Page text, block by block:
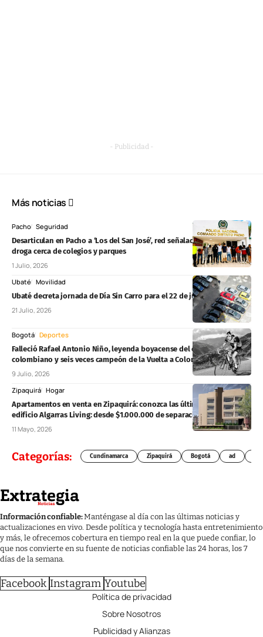
- Publicidad -
Más noticias
Pacho Seguridad
Desarticulan en Pacho a ‘Los del San José’, red señalada de vender
droga cerca de colegios y parques
1 Julio, 2026
Ubaté Movilidad
Ubaté decreta jornada de Día Sin Carro para el 22 de julio de 2026
21 Julio, 2026
Bogotá Deportes
Falleció Rafael Antonio Niño, leyenda boyacense del ciclismo
colombiano y seis veces campeón de la Vuelta a Colombia
9 Julio, 2026
Zipaquirá Hogar
Apartamentos en venta en Zipaquirá: conozca las últimas unidades en
edificio Algarras Living: desde $1.000.000 de separación
11 Mayo, 2026
Categorías: Cundinamarca Zipaquirá Bogotá ad
Información confiable:Manténgase al día con las últimas noticias y
actualizaciones en vivo. Desde política y tecnología hasta entretenimiento
y más, le ofrecemos cobertura en tiempo real en la que puede confiar, lo
que nos convierte en su fuente de noticias confiable las 24 horas, los 7
días de la semana.
Facebook Instagram Youtube
Política de privacidad
Sobre Nosotros
Publicidad y Alianzas